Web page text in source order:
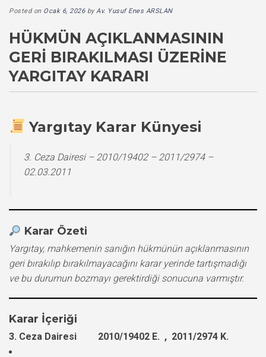
Posted on Ocak 6, 2026byAv. Yusuf Enes ARSLAN
HÜKMÜN AÇIKLANMASININ
GERI BIRAKILMASI ÜZERINE
YARGITAY KARARI
Yargıtay Karar Künyesi
3. Ceza Dairesi – 2010/19402 – 2011/2974 –
02.03.2011
Karar Özeti
Yargıtay, mahkemenin sanığın hükmünün açıklanmasının
geri bırakılıp bırakılmayacağını karar yerinde tartışmadığı
ve bu durumun bozmayı gerektirdiği sonucuna varmıştır.
Karar İçeriği
3. Ceza Dairesi 2010/19402 E. , 2011/2974 K.